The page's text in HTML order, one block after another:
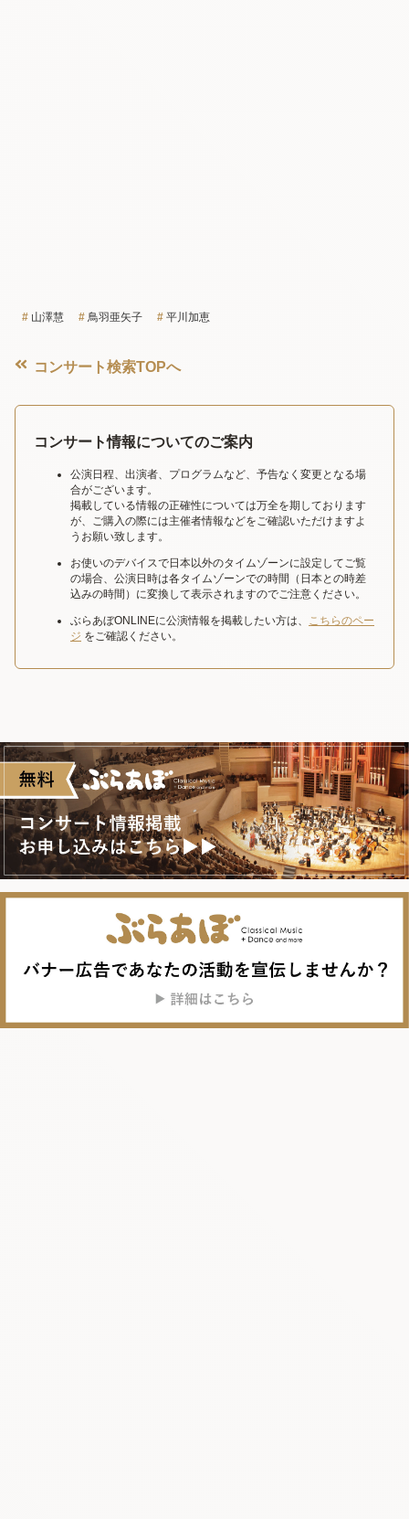
山澤慧 鳥羽亜矢子 平川加恵
コンサート検索TOPへ
コンサート情報についてのご案内
公演日程、出演者、プログラムなど、予告なく変更となる場
合がございます。
掲載している情報の正確性については万全を期しております
が、ご購入の際には主催者情報などをご確認いただけますよ
うお願い致します。
お使いのデバイスで日本以外のタイムゾーンに設定してご覧
の場合、公演日時は各タイムゾーンでの時間（日本との時差
込みの時間）に変換して表示されますのでご注意ください。
ぶらあぼONLINEに公演情報を掲載したい方は、 こちらのペー
ジ をご確認ください。